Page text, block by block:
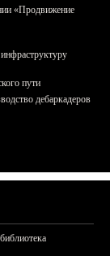
«Продвижение
пути
дебаркадеров